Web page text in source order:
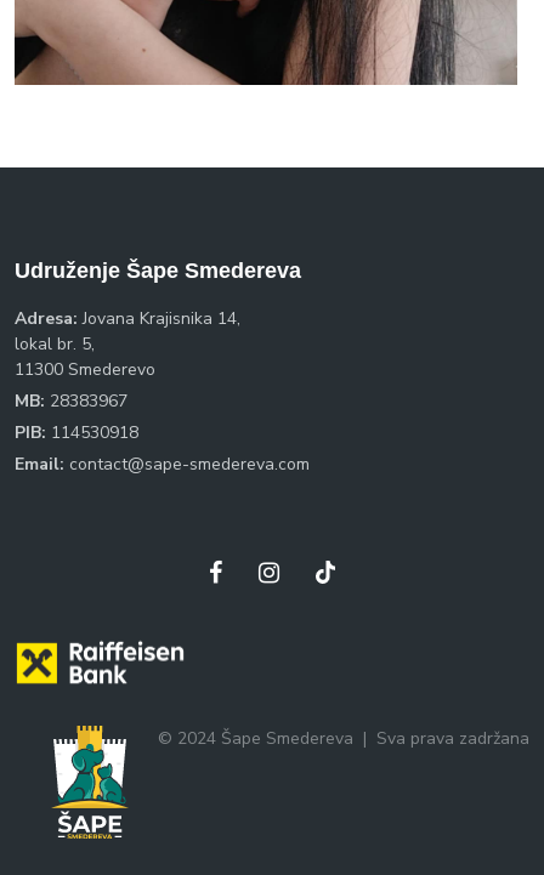
Udruženje Šape Smedereva
Adresa: Jovana Krajisnika 14,
lokal br. 5,
11300 Smederevo
MB: 28383967
PIB: 114530918
Email: contact@sape-smedereva.com
© 2024 Šape Smedereva | Sva prava zadržana